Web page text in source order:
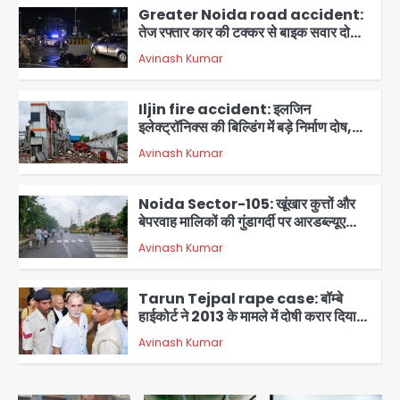
2
Greater Noida road accident:
तेज रफ्तार कार की टक्कर से बाइक सवार दो
युवकों की मौत, परिवारों में मातम
Avinash Kumar
3
Iljin fire accident: इलजिन
इलेक्ट्रॉनिक्स की बिल्डिंग में बड़े निर्माण दोष,
कंक्रीट बीम तिरछा; पीडब्ल्यूडी ऑडिट में
चौंकाने वाला खुलासा
Avinash Kumar
4
Noida Sector-105: खूंखार कुत्तों और
बेपरवाह मालिकों की गुंडागर्दी पर आरडब्ल्यूए
अध्यक्ष दिव्य कृष्णात्रेय का करारा हमला,
पुलिस-प्राधिकरण से सख्त कार्रवाई की मांग
Avinash Kumar
5
Tarun Tejpal rape case: बॉम्बे
हाईकोर्ट ने 2013 के मामले में दोषी करार दिया,
10 साल की सजा सुनाई
Avinash Kumar
Dankaur accident: गंग नहर पटरी मार्ग